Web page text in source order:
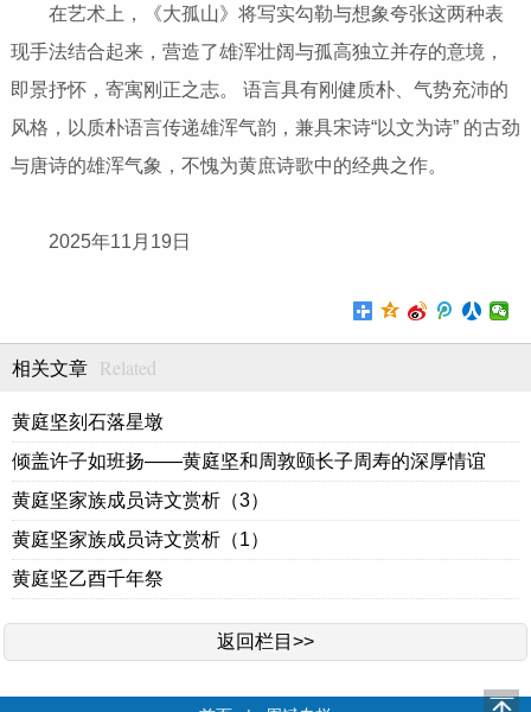
在艺术上，《大孤山》将写实勾勒与想象夸张这两种表
现手法结合起来，营造了雄浑壮阔与孤高独立并存的意境，
即景抒怀，寄寓刚正之志。 语言具有刚健质朴、气势充沛的
风格，以质朴语言传递雄浑气韵，兼具宋诗“以文为诗” 的古劲
与唐诗的雄浑气象，不愧为黄庶诗歌中的经典之作。
2025年11月19日
相关文章 Related
黄庭坚刻石落星墩
倾盖许子如班扬——黄庭坚和周敦颐长子周寿的深厚情谊
黄庭坚家族成员诗文赏析（3）
黄庭坚家族成员诗文赏析（1）
黄庭坚乙酉千年祭
返回栏目>>